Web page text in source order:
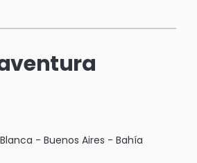
- Buenos Aires - Bahía